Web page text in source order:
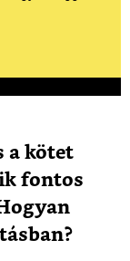
a kötet
fontos